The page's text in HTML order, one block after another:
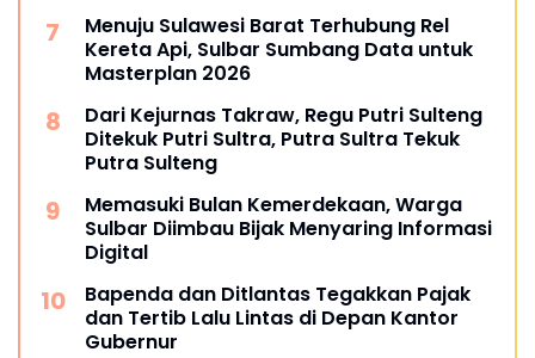
Menuju Sulawesi Barat Terhubung Rel
Kereta Api, Sulbar Sumbang Data untuk
Masterplan 2026
Dari Kejurnas Takraw, Regu Putri Sulteng
Ditekuk Putri Sultra, Putra Sultra Tekuk
Putra Sulteng
Memasuki Bulan Kemerdekaan, Warga
Sulbar Diimbau Bijak Menyaring Informasi
Digital
Bapenda dan Ditlantas Tegakkan Pajak
dan Tertib Lalu Lintas di Depan Kantor
Gubernur